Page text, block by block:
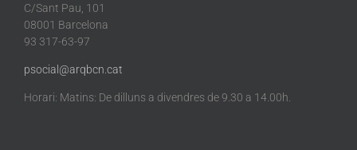
C/Sant Pau, 101
08001 Barcelona
93 317-63-97
psocial@arqbcn.cat
Horari: Matins: De dilluns a divendres de 9.30 a 14.00h.